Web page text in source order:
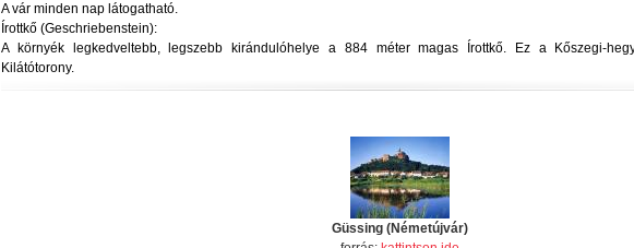
A vár minden nap látogatható.
Írottkő (Geschriebenstein):
A környék legkedveltebb, legszebb kirándulóhelye a 884 méter magas Írottkő. Ez a Kőszegi-
Kilátótorony.
Güssing (Németújvár)